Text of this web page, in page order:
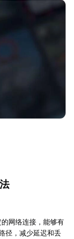
网络连接，能够有
径，减少延迟和丢